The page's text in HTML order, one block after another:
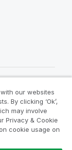
our websites
By clicking ‘Ok’,
may involve
Privacy & Cookie
cookie usage on